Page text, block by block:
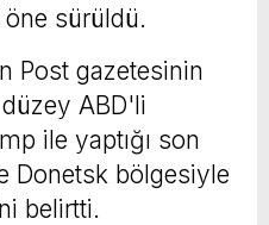
sürüldü.
Post gazetesinin
düzey ABD'li
ile yaptığı son
Donetsk bölgesiyle
belirtti.